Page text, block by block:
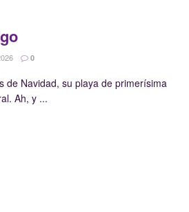
0
de Navidad, su playa de primerísima
Ah, y ...